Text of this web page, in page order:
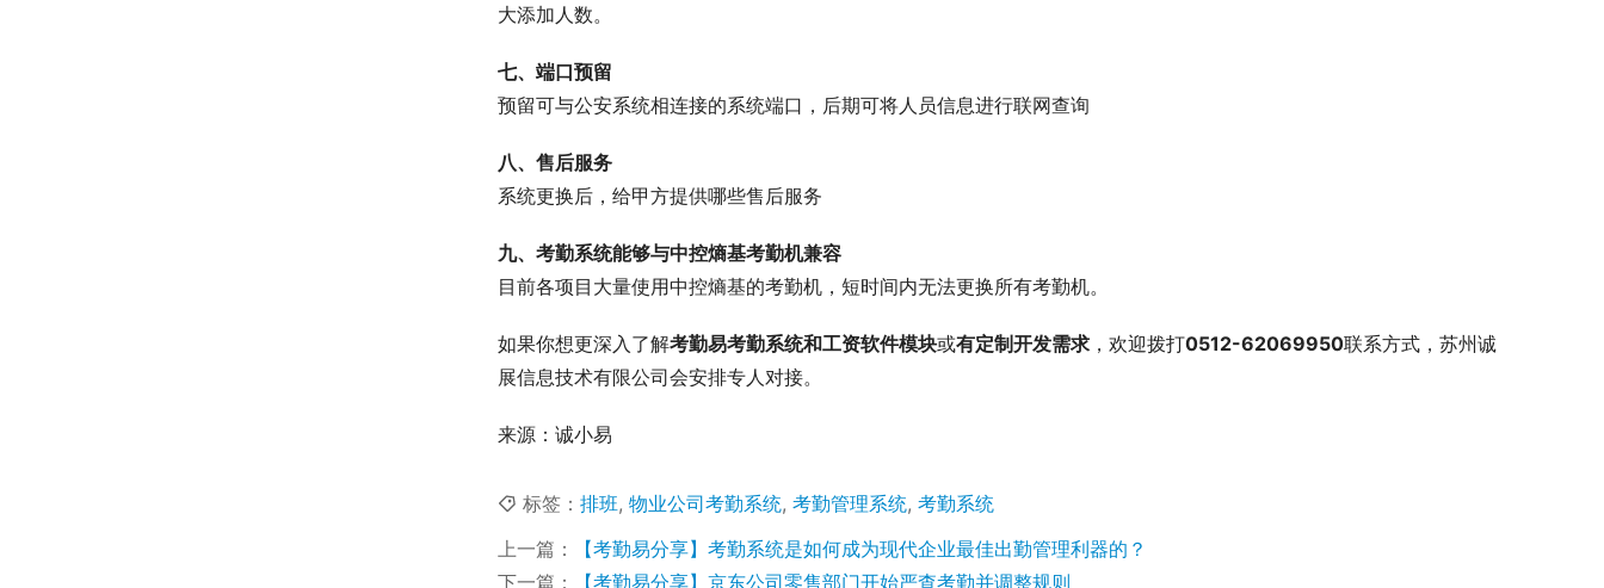
大添加人数。
七、端口预留
预留可与公安系统相连接的系统端口，后期可将人员信息进行联网查询
八、售后服务
系统更换后，给甲方提供哪些售后服务
九、考勤系统能够与中控熵基考勤机兼容
目前各项目大量使用中控熵基的考勤机，短时间内无法更换所有考勤机。
如果你想更深入了解考勤易考勤系统和工资软件模块或有定制开发需求 ，欢迎拨打0512-62069950联系方式，苏州诚
展信息技术有限公司会安排专人对接。
来源：诚小易
标签： 排班, 物业公司考勤系统, 考勤管理系统, 考勤系统
上一篇：
【考勤易分享】考勤系统是如何成为现代企业最佳出勤管理利器的？
下一篇：
【考勤易分享】京东公司零售部门开始严查考勤并调整规则